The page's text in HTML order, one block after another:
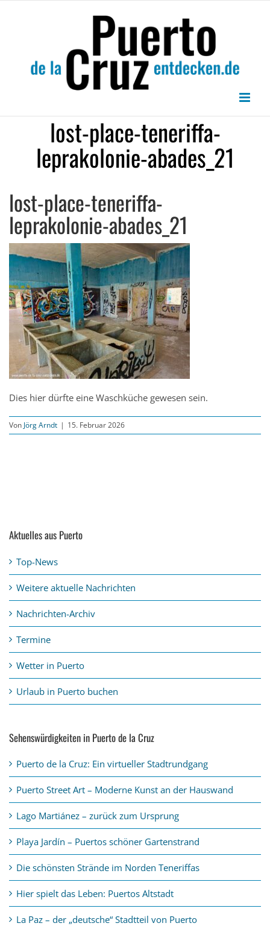
lost-place-teneriffa-
leprakolonie-abades_21
lost-place-teneriffa-
leprakolonie-abades_21
Dies hier dürfte eine Waschküche gewesen sein.
Von Jörg Arndt | 15. Februar 2026
Aktuelles aus Puerto
Top-News
Weitere aktuelle Nachrichten
Nachrichten-Archiv
Termine
Wetter in Puerto
Urlaub in Puerto buchen
Sehenswürdigkeiten in Puerto de la Cruz
Puerto de la Cruz: Ein virtueller Stadtrundgang
Puerto Street Art – Moderne Kunst an der Hauswand
Lago Martiánez – zurück zum Ursprung
Playa Jardín – Puertos schöner Gartenstrand
Die schönsten Strände im Norden Teneriffas
Hier spielt das Leben: Puertos Altstadt
La Paz – der „deutsche“ Stadtteil von Puerto